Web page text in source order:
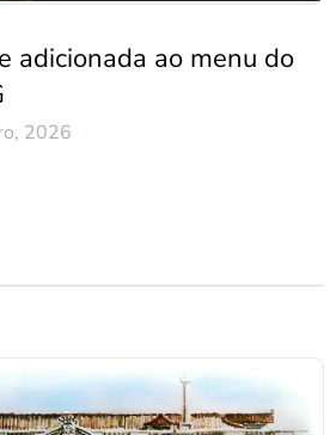
adicionada ao menu do
2026